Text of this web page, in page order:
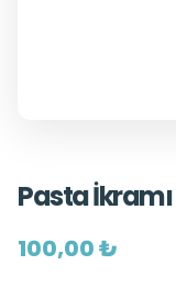
Pasta İkramı
100,00 ₺